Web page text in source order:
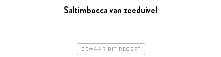
Saltimbocca van zeeduivel
BEWAAR DIT RECEPT